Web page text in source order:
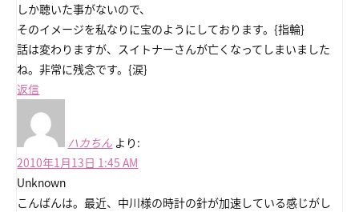
しか聴いた事がないので、
そのイメージを私なりに宝のようにしております。{指輪}
話は変わりますが、スイトナーさんが亡くなってしまいました
ね。非常に残念です。{涙}
返信
ハカちん より:
2010年1月13日 1:45 AM
Unknown
こんばんは。最近、中川様の時計の針が加速している感じがし